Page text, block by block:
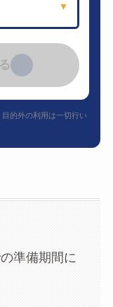
▼
的外の利用は一切行い
準備期間に